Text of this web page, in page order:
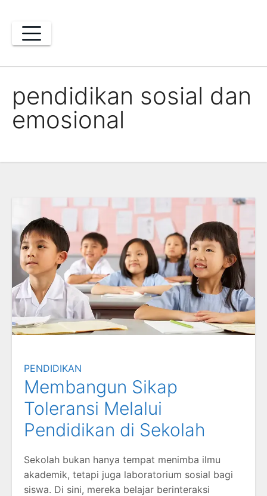
content
pendidikan sosial dan
emosional
PENDIDIKAN
Membangun Sikap
Toleransi Melalui
Pendidikan di Sekolah
Sekolah bukan hanya tempat menimba ilmu
akademik, tetapi juga laboratorium sosial bagi
siswa. Di sini, mereka belajar berinteraksi